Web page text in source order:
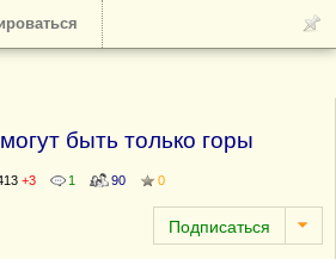
быть только горы
+3 1 90 0